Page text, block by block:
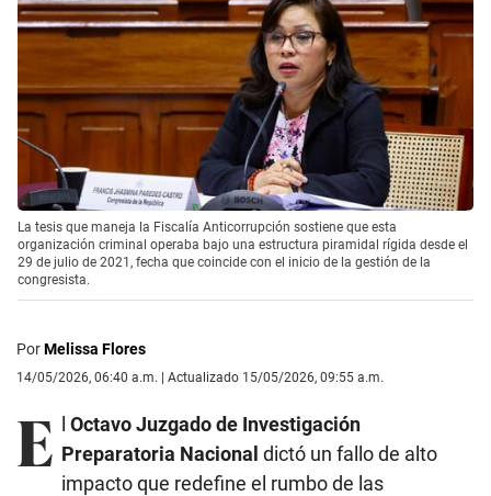
La tesis que maneja la Fiscalía Anticorrupción sostiene que esta
organización criminal operaba bajo una estructura piramidal rígida desde el
29 de julio de 2021, fecha que coincide con el inicio de la gestión de la
congresista.
PorMelissa Flores
14/05/2026, 06:40 a.m. | Actualizado 15/05/2026, 09:55 a.m.
E l Octavo Juzgado de Investigación
Preparatoria Nacional dictó un fallo de alto
impacto que redefine el rumbo de las